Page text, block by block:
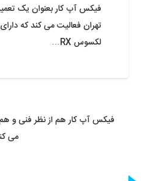
تهران فعالیت می کند که
لکسوس RX…
فیکس آپ کار هم از نظر فنی و
می